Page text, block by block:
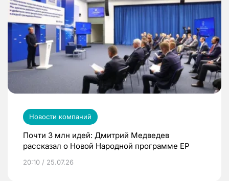
Новости компаний
Почти 3 млн идей: Дмитрий Медведев
рассказал о Новой Народной программе ЕР
20:10 / 25.07.26